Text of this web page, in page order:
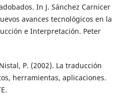
In J. Sánchez Carnicer
avances tecnológicos en la
e Interpretación. Peter
P. (2002). La traducción
herramientas, aplicaciones.